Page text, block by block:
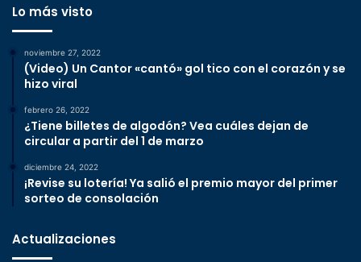
Lo más visto
noviembre 27, 2022
(Video) Un Cantor «cantó» gol tico con el corazón y se
hizo viral
febrero 26, 2022
¿Tiene billetes de algodón? Vea cuáles dejan de
circular a partir del 1 de marzo
diciembre 24, 2022
¡Revise su lotería! Ya salió el premio mayor del primer
sorteo de consolación
Actualizaciones